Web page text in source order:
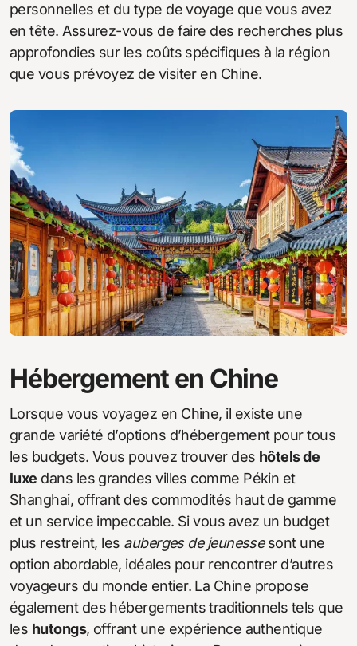
personnelles et du type de voyage que vous avez
en tête. Assurez-vous de faire des recherches plus
approfondies sur les coûts spécifiques à la région
que vous prévoyez de visiter en Chine.
Hébergement en Chine
Lorsque vous voyagez en Chine, il existe une
grande variété d’options d’hébergement pour tous
les budgets. Vous pouvez trouver des hôtels de
luxe dans les grandes villes comme Pékin et
Shanghai, offrant des commodités haut de gamme
et un service impeccable. Si vous avez un budget
plus restreint, les auberges de jeunessesont une
option abordable, idéales pour rencontrer d’autres
voyageurs du monde entier. La Chine propose
également des hébergements traditionnels tels que
les hutongs, offrant une expérience authentique